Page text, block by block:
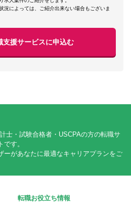
況によっては、ご紹介出来ない場合もございま
支援サービスに申込む
士・試験合格者・USCPAの方の転職サ
す。
ーがあなたに最適なキャリアプランをご
転職お役立ち情報